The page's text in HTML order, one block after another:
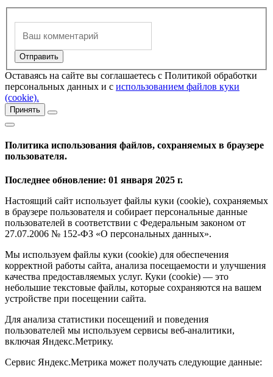
Оставаясь на сайте вы соглашаетесь с Политикой обработки
персональных данных и с использованием файлов куки
(cookie).
Принять
Политика использования файлов, сохраняемых в браузере
пользователя.
Последнее обновление: 01 января 2025 г.
Настоящий сайт использует файлы куки (cookie), сохраняемых
в браузере пользователя и собирает персональные данные
пользователей в соответствии с Федеральным законом от
27.07.2006 № 152-ФЗ «О персональных данных».
Мы используем файлы куки (cookie) для обеспечения
корректной работы сайта, анализа посещаемости и улучшения
качества предоставляемых услуг. Куки (cookie) — это
небольшие текстовые файлы, которые сохраняются на вашем
устройстве при посещении сайта.
Для анализа статистики посещений и поведения
пользователей мы используем сервисы веб-аналитики,
включая Яндекс.Метрику.
Сервис Яндекс.Метрика может получать следующие данные: